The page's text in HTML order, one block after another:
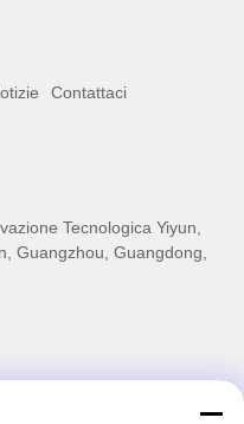
Contattaci
Tecnologica Yiyun,
Guangzhou, Guangdong,